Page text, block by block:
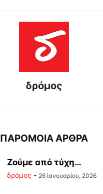
δρόμος
ΠΑΡΟΜΟΙΑ ΑΡΘΡΑ
Ζούμε από τύχη…
δρόμος - 26 Ιανουαρίου, 2026